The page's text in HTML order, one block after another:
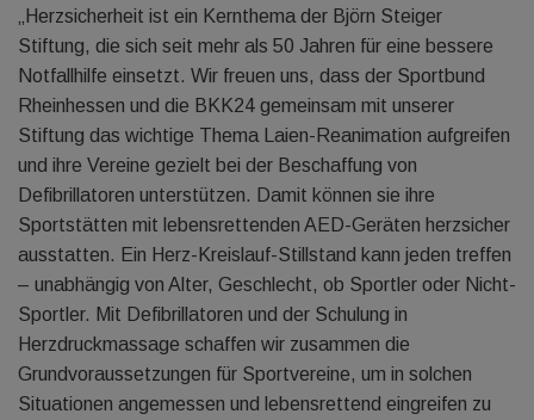
„Herzsicherheit ist ein Kernthema der Björn Steiger
Stiftung, die sich seit mehr als 50 Jahren für eine bessere
Notfallhilfe einsetzt. Wir freuen uns, dass der Sportbund
Rheinhessen und die BKK24 gemeinsam mit unserer
Stiftung das wichtige Thema Laien-Reanimation aufgreifen
und ihre Vereine gezielt bei der Beschaffung von
Defibrillatoren unterstützen. Damit können sie ihre
Sportstätten mit lebensrettenden AED-Geräten herzsicher
ausstatten. Ein Herz-Kreislauf-Stillstand kann jeden treffen
– unabhängig von Alter, Geschlecht, ob Sportler oder Nicht-
Sportler. Mit Defibrillatoren und der Schulung in
Herzdruckmassage schaffen wir zusammen die
Grundvoraussetzungen für Sportvereine, um in solchen
Situationen angemessen und lebensrettend eingreifen zu